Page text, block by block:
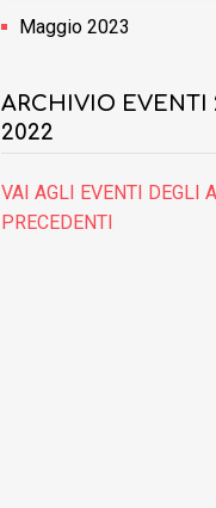
Maggio 2023
ARCHIVIO EVENTI
2022
VAI AGLI EVENTI DEGLI
PRECEDENTI